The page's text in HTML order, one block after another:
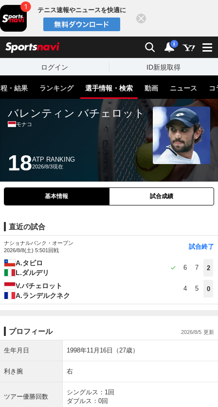
テニス速報やニュースを快適に
検索 通知
i
ログイン ID新規取得
・結果 ランキング 選手情報・検索 動画 ニュース コ
バレンティン バチェロット
モナコ
18ATP RANKING
2026/8/3現在
基本情報 試合成績
直近の試合
ナショナルバンク・オープン
2026/8/8(土) 5:501回戦 試合終了
A.タビロ
L.ダルデリ
6 7 2
V.バチェロット
A.ランデルクネク
4 5 0
プロフィール 2026/8/5
生年月日 1998年11月16日（27歳）
利き腕 右
ツアー優勝回数
シングルス：1回
ダブルス：0回